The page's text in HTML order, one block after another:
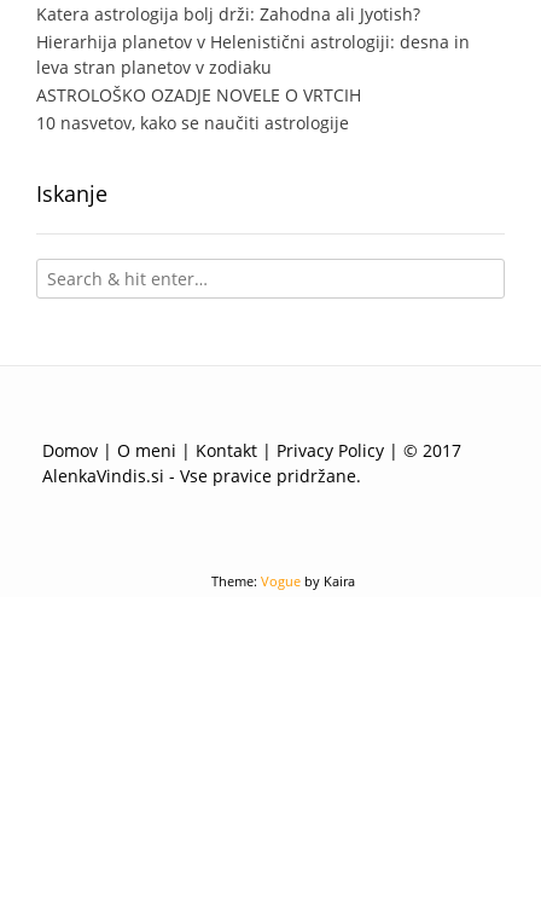
Katera astrologija bolj drži: Zahodna ali Jyotish?
Hierarhija planetov v Helenistični astrologiji: desna in
leva stran planetov v zodiaku
ASTROLOŠKO OZADJE NOVELE O VRTCIH
10 nasvetov, kako se naučiti astrologije
Iskanje
Domov | O meni | Kontakt | Privacy Policy | © 2017
AlenkaVindis.si - Vse pravice pridržane.
Theme: Vogueby Kaira